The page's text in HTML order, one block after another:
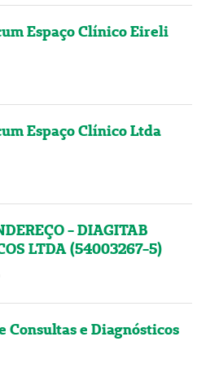
Espaço Clínico Eireli
Espaço Clínico Ltda
- DIAGITAB
LTDA (54003267-5)
e Diagnósticos